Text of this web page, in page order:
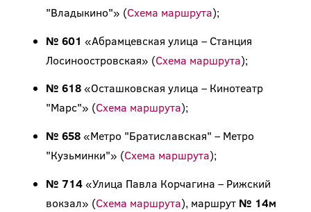
"Владыкино"» (Схема маршрута);
№ 601 «Абрамцевская улица – Станция
Лосиноостровская» (Схема маршрута);
№ 618«Осташковская улица – Кинотеатр
"Марс"» (Схема маршрута);
№ 658«Метро "Братиславская" – Метро
"Кузьминки"» (Схема маршрута);
№ 714«Улица Павла Корчагина – Рижский
вокзал» (Схема маршрута), маршрут № 14м